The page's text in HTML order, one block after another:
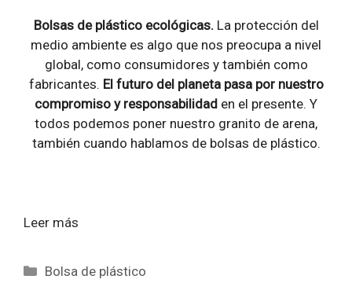
Bolsas de plástico ecológicas. La protección del
medio ambiente es algo que nos preocupa a nivel
global, como consumidores y también como
fabricantes. El futuro del planeta pasa por nuestro
compromiso y responsabilidad en el presente. Y
todos podemos poner nuestro granito de arena,
también cuando hablamos de bolsas de plástico.
Leer más
Categorías
Bolsa de plástico